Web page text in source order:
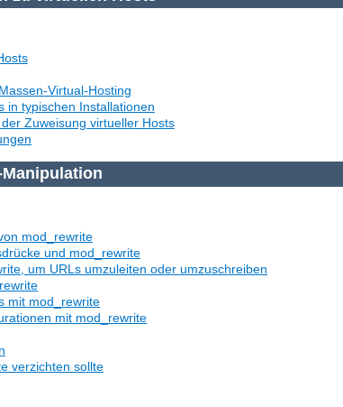
Virtual-Hosting
in typischen Installationen
Zuweisung virtueller Hosts
mod_rewrite
und mod_rewrite
um URLs umzuleiten oder umzuschreiben
mit mod_rewrite
mit mod_rewrite
verzichten sollte